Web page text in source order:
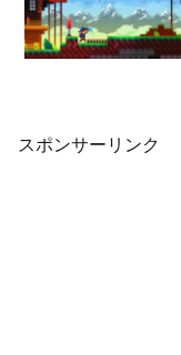
スポンサーリンク